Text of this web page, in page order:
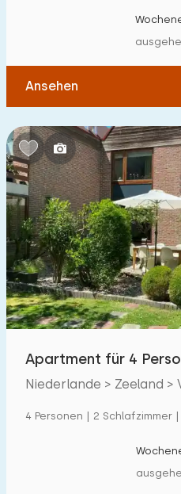
€ 0 — €
Schlafzimmern:
1 2 3 4
Badezimmer:
1 2 3 4
Entfernungen
Von Veere(max. km)
10
Ansehen
Apartment für 4
Niederlande > Zeeland >
4 Personen | 2 Schlafzimmer